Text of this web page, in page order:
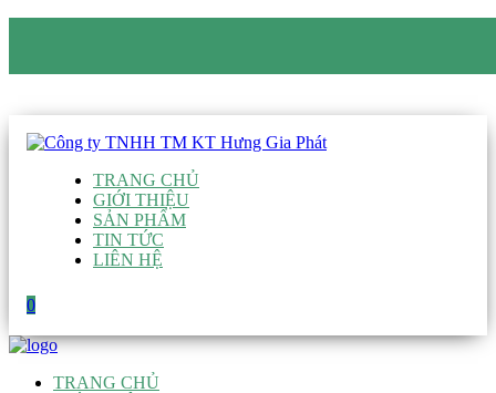
TRANG CHỦ
GIỚI THIỆU
SẢN PHẨM
TIN TỨC
LIÊN HỆ
0
TRANG CHỦ